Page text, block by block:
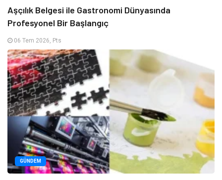
Aşçılık Belgesi ile Gastronomi Dünyasında
Profesyonel Bir Başlangıç
06 Tem 2026, Pts
GÜNDEM